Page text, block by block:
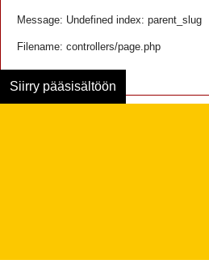
Message: Undefined index: parent_slug
Filename: controllers/page.php
Siirry pääsisältöön